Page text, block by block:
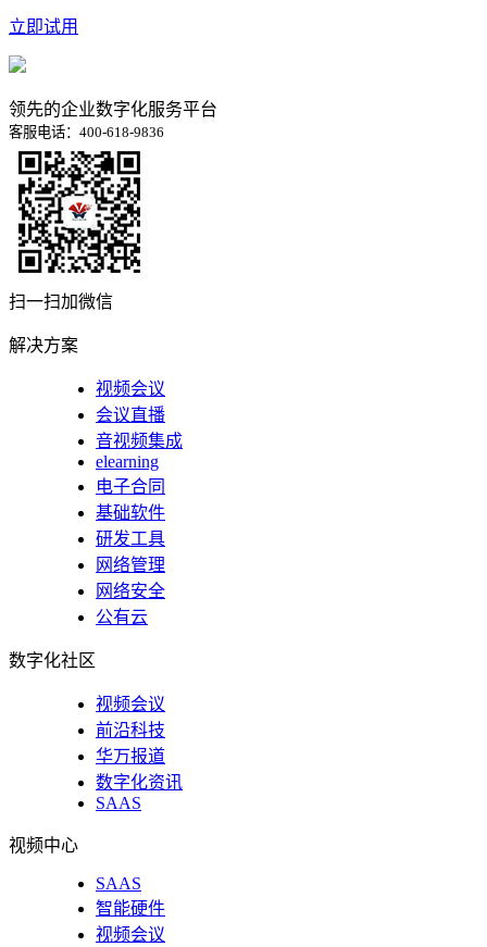
立即试用
领先的企业数字化服务平台
客服电话：400-618-9836
扫一扫加微信
解决方案
视频会议
会议直播
音视频集成
elearning
电子合同
基础软件
研发工具
网络管理
网络安全
公有云
数字化社区
视频会议
前沿科技
华万报道
数字化资讯
SAAS
视频中心
SAAS
智能硬件
视频会议